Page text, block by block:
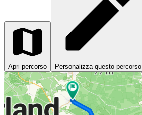
Apri percorso Personalizza questo percorso